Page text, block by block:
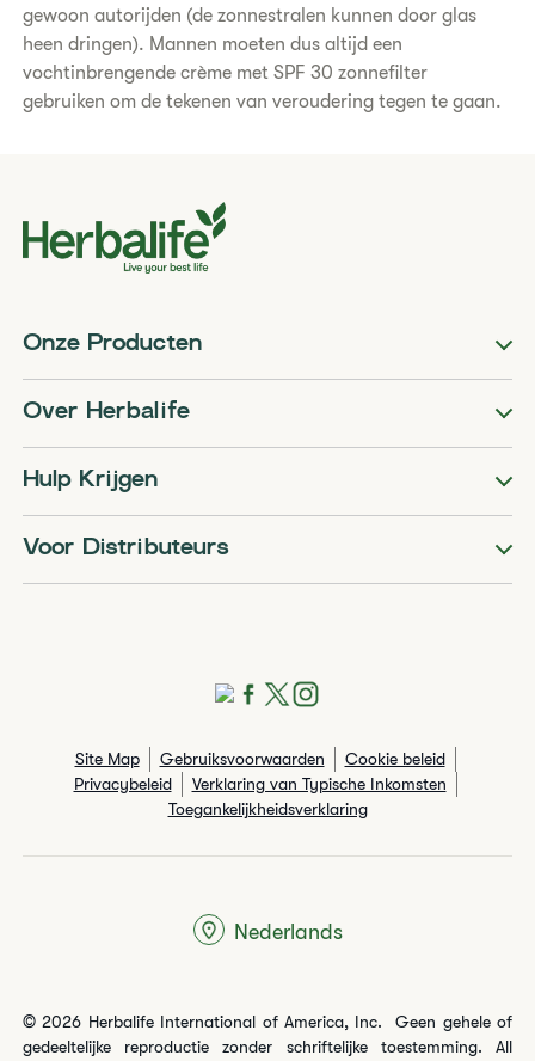
gewoon autorijden (de zonnestralen kunnen door glas
heen dringen). Mannen moeten dus altijd een
vochtinbrengende crème met SPF 30 zonnefilter
gebruiken om de tekenen van veroudering tegen te gaan.
Onze Producten
Over Herbalife
Hulp Krijgen
Voor Distributeurs
Site Map Gebruiksvoorwaarden
Cookie beleid
Privacybeleid
Verklaring van Typische Inkomsten
Toegankelijkheidsverklaring
© 2026 Herbalife International of America, Inc. Geen gehele of
gedeeltelijke reproductie zonder schriftelijke toestemming. All
Nederlands